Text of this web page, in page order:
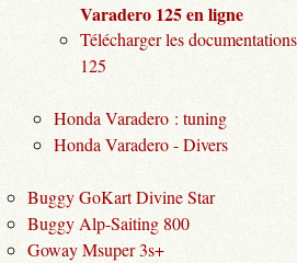
Varadero 125 en ligne
Télécharger les
125
Honda Varadero : tuning
Honda Varadero - Divers
Buggy GoKart Divine Star
Buggy Alp-Saiting 800
Goway Msuper 3s+